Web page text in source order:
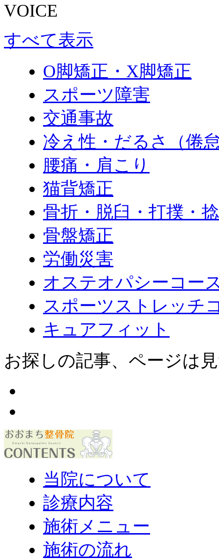
VOICE
すべて表示
O脚矯正・X脚矯正
スポーツ障害
交通事故
冷え性・だるさ（倦
腰痛・肩こり
猫背矯正
骨折・脱臼・打撲・
骨盤矯正
労働災害
オステオパシーコー
スポーツストレッチ
キュアフィット
お探しの記事、ページは
当院について
診療内容
施術メニュー
施術の流れ